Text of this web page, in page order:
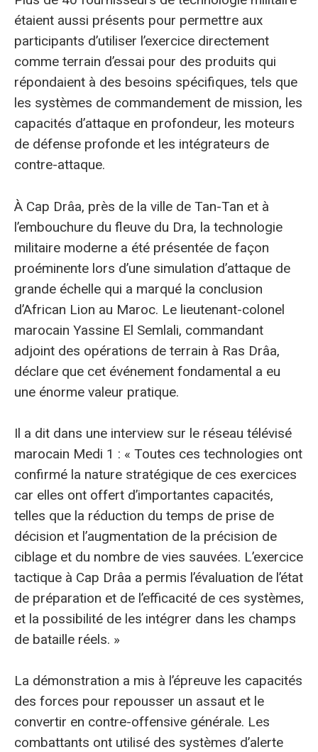
étaient aussi présents pour permettre aux
participants d’utiliser l’exercice directement
comme terrain d’essai pour des produits qui
répondaient à des besoins spécifiques, tels que
les systèmes de commandement de mission, les
capacités d’attaque en profondeur, les moteurs
de défense profonde et les intégrateurs de
contre-attaque.
À Cap Drâa, près de la ville de Tan-Tan et à
l’embouchure du fleuve du Dra, la technologie
militaire moderne a été présentée de façon
proéminente lors d’une simulation d’attaque de
grande échelle qui a marqué la conclusion
d’African Lion au Maroc. Le lieutenant-colonel
marocain Yassine El Semlali, commandant
adjoint des opérations de terrain à Ras Drâa,
déclare que cet événement fondamental a eu
une énorme valeur pratique.
Il a dit dans une interview sur le réseau télévisé
marocain Medi 1 : « Toutes ces technologies ont
confirmé la nature stratégique de ces exercices
car elles ont offert d’importantes capacités,
telles que la réduction du temps de prise de
décision et l’augmentation de la précision de
ciblage et du nombre de vies sauvées. L’exercice
tactique à Cap Drâa a permis l’évaluation de l’état
de préparation et de l’efficacité de ces systèmes,
et la possibilité de les intégrer dans les champs
de bataille réels. »
La démonstration a mis à l’épreuve les capacités
des forces pour repousser un assaut et le
convertir en contre-offensive générale. Les
combattants ont utilisé des systèmes d’alerte